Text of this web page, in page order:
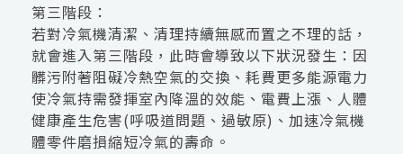
第三階段：
若對冷氣機清潔、清理持續無感而置之不理的話，
就會進入第三階段，此時會導致以下狀況發生：因
髒污附著阻礙冷熱空氣的交換、耗費更多能源電力
使冷氣持需發揮室內降溫的效能、電費上漲、人體
健康產生危害(呼吸道問題、過敏原)、加速冷氣機
體零件磨損縮短冷氣的壽命。